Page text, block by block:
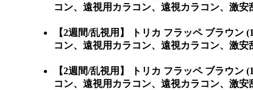
コン、遠視用カラコン、遠視カラコン、激
【2週間/乱視用】 トリカ フラッペ ブラウ
コン、遠視用カラコン、遠視カラコン、激
【2週間/乱視用】 トリカ フラッペ ブラウ
コン、遠視用カラコン、遠視カラコン、激